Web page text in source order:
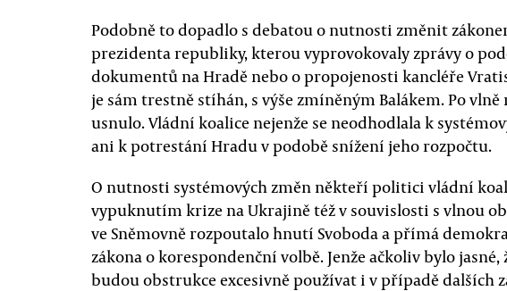
Podobně to dopadlo s debatou o nutnosti změnit
prezidenta republiky, kterou vyprovokovaly zprávy o
dokumentů na Hradě nebo o propojenosti kancléře
je sám trestně stíhán, s výše zmíněným Balákem. Po
usnulo. Vládní koalice nejenže se neodhodlala k
ani k potrestání Hradu v podobě snížení jeho rozpočtu.
O nutnosti systémových změn někteří politici vládní
vypuknutím krize na Ukrajině též v souvislosti s vlnou
ve Sněmovně rozpoutalo hnutí Svoboda a přímá
zákona o korespondenční volbě. Jenže ačkoliv bylo jasné,
budou obstrukce excesivně používat i v případě dalších